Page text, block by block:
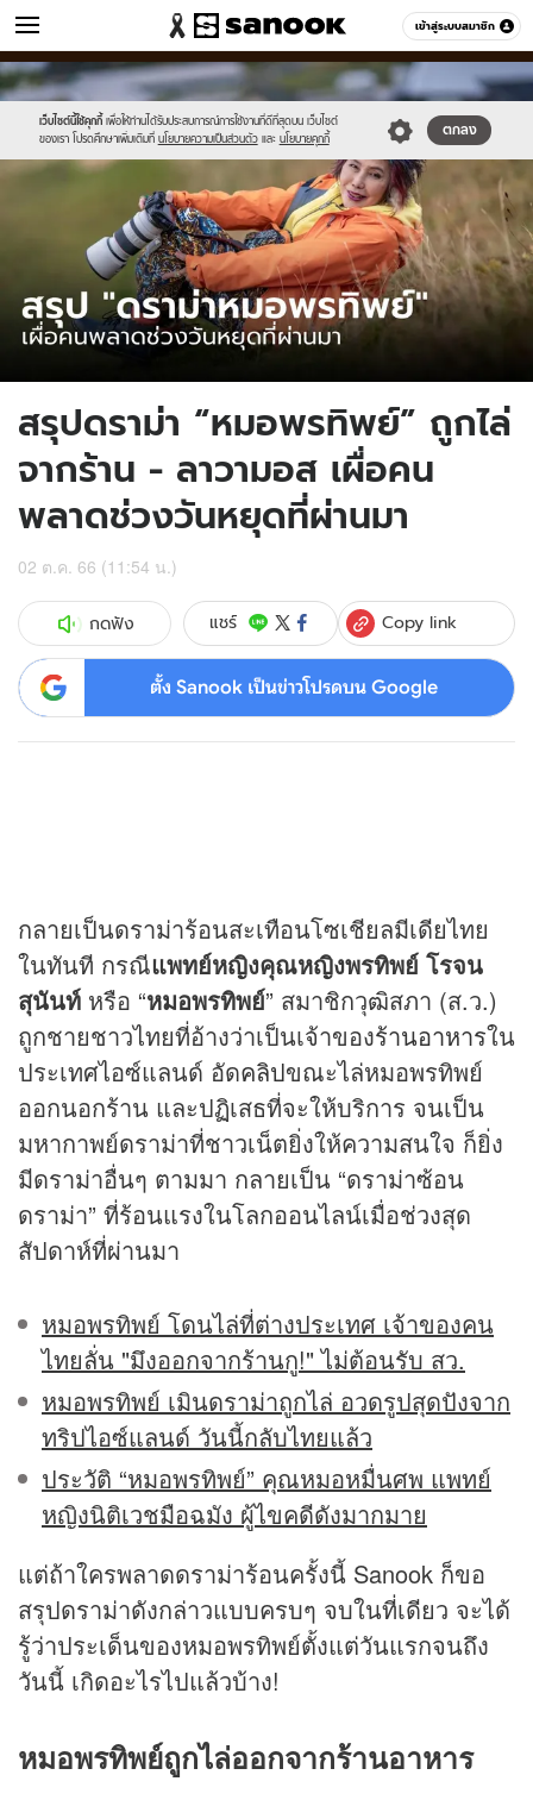
เข้าสู่ระบบสมาชิก
ข่าว หมวดอื่นๆ
เว็บไซต์นี้ใช้คุกกี้ เพื่อให้ท่านได้รับประสบการณ์การใช้งานที่ดีที่สุดบน เว็บไซต์
ของเรา โปรดศึกษาเพิ่มเติมที่ นโยบายความเป็นส่วนตัว และ นโยบายคุกกี้
ตกลง
Sanook
//s.isanook.com/sr/0/images/logo-
new-
sanook.png
600
60
//s.isanook.com/ns/0/ud/1811/9057470/tagline-
template-
update-
april.jpg
สรุปดราม่า “หมอพรทิพย์” ถูกไล่
จากร้าน - ลาวามอส เผื่อคน
พลาดช่วงวันหยุดที่ผ่านมา
02 ต.ค. 66 (11:54 น.)
กดฟัง แชร์ Copy link
ตั้ง Sanook เป็นข่าวโปรดบน Google
กลายเป็นดราม่าร้อนสะเทือนโซเชียลมีเดียไทย
ในทันที กรณีแพทย์หญิงคุณหญิงพรทิพย์ โรจน
สุนันท์ หรือ “หมอพรทิพย์” สมาชิกวุฒิสภา (ส.ว.)
ถูกชายชาวไทยที่อ้างว่าเป็นเจ้าของร้านอาหารใน
ประเทศไอซ์แลนด์ อัดคลิปขณะไล่หมอพรทิพย์
ออกนอกร้าน และปฏิเสธที่จะให้บริการ จนเป็น
มหากาพย์ดราม่าที่ชาวเน็ตยิ่งให้ความสนใจ ก็ยิ่ง
มีดราม่าอื่นๆ ตามมา กลายเป็น “ดราม่าซ้อน
ดราม่า” ที่ร้อนแรงในโลกออนไลน์เมื่อช่วงสุด
สัปดาห์ที่ผ่านมา
หมอพรทิพย์ โดนไล่ที่ต่างประเทศ เจ้าของคน
ไทยลั่น "มึงออกจากร้านกู!" ไม่ต้อนรับ สว.
หมอพรทิพย์ เมินดราม่าถูกไล่ อวดรูปสุดปังจาก
ทริปไอซ์แลนด์ วันนี้กลับไทยแล้ว
ประวัติ “หมอพรทิพย์” คุณหมอหมื่นศพ แพทย์
หญิงนิติเวชมือฉมัง ผู้ไขคดีดังมากมาย
แต่ถ้าใครพลาดดราม่าร้อนครั้งนี้ Sanook ก็ขอ
สรุปดราม่าดังกล่าวแบบครบๆ จบในที่เดียว จะได้
รู้ว่าประเด็นของหมอพรทิพย์ตั้งแต่วันแรกจนถึง
วันนี้ เกิดอะไรไปแล้วบ้าง!
หมอพรทิพย์ถูกไล่ออกจากร้านอาหาร